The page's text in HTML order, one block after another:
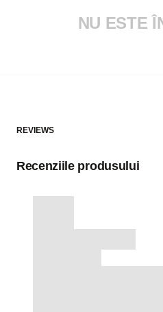
NU ESTE
REVIEWS
Recenziile produsului